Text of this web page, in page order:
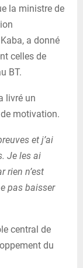
la ministre de
a donné
celles de
BT.
livré un
motivation.
et j’ai
Je les ai
rien n’est
pas baisser
central de
du